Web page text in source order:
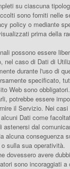
su ciascuna
sono forniti nelle
policy o mediante
prima della
possono essere
nel caso di Dati di
durante l'uso di
specificato,
Web sono
potrebbe essere
il Servizio. Nei
Dati come
astenersi dal
alcuna conseguenza
sulla sua operatività.
dovessero avere
sono incoraggiati a